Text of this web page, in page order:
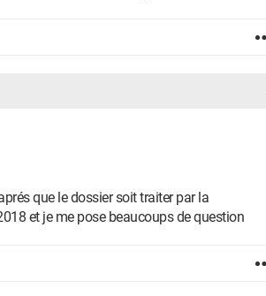
que le dossier soit traiter par la
et je me pose beaucoups de question